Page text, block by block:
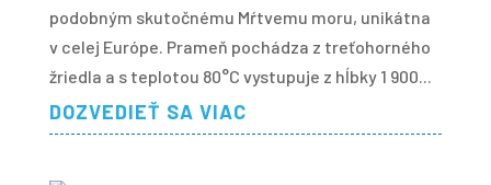
podobným skutočnému Mŕtvemu moru, unikátna
v celej Európe. Prameň pochádza z treťohorného
žriedla a s teplotou 80°C vystupuje z hĺbky 1 900...
DOZVEDIEŤ SA VIAC